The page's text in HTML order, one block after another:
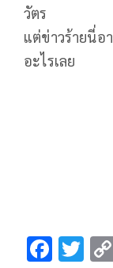
วัตร
แต่ข่าวร้ายนี่อ
อะไรเลย
F T